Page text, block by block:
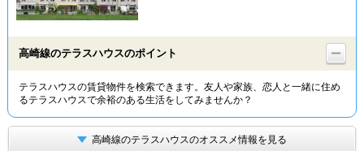
物件特集から
TOP
高崎線のテラスハウスのポイント
テラスハウスの賃貸物件を検索できます。友人や家族、恋人と一緒に住め
るテラスハウスで余裕のある生活をしてみませんか？
高崎線のテラスハウスのオススメ情報を見る